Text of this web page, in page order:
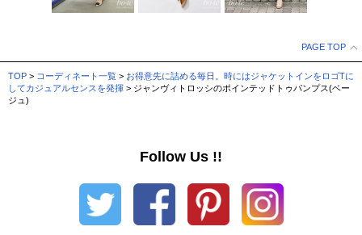
PAGE TOP
TOP > コーディネート一覧 > お得意先に詰める毎日。時にはジャケットインをロゴTに
してカジュアルセンスを発揮 > ジャンヴィトロッシのポインテッドトゥパンプス(ベー
ジュ)
Follow Us !!